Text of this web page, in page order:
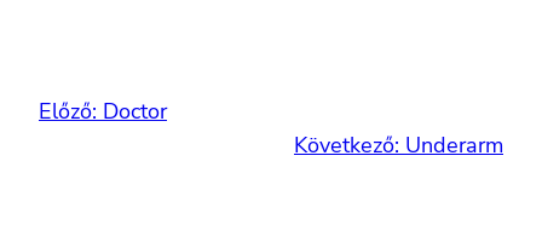
Előző: Doctor
Következő: Underarm